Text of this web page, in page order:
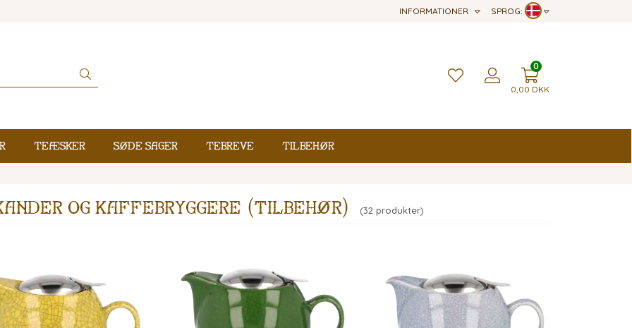
SPROG:
INFORMATIONER
0,00 DKK
0
Teæsker Søde sager Tebreve Tilbehør
og kaffebryggere (tilbehør) (32 produkter)